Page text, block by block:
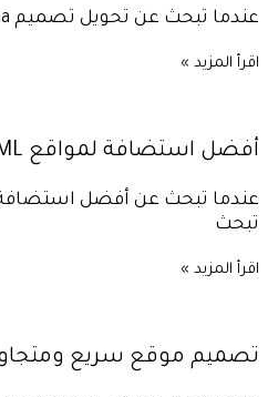
عندما تبحث عن تحويل تصميم Figma إلى HTML فأنت لا
اقرأ المزيد »
أفضل استضافة لمواقع HTML
تبحث
اقرأ المزيد »
تصميم موقع سريع